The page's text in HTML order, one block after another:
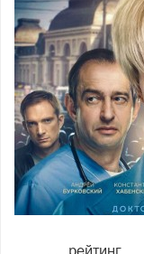
рейтинг